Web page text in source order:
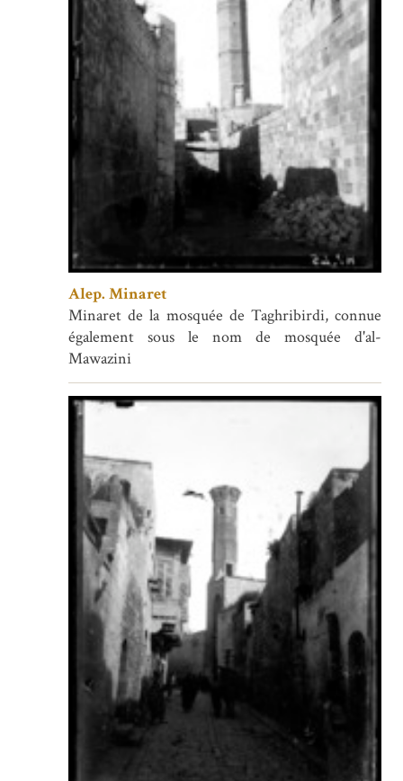
Alep. Minaret
Minaret de la mosquée de Taghribirdi, connue
également sous le nom de mosquée d'al-
Mawazini